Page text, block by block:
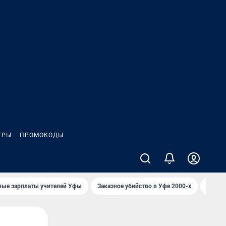
ПРОМОКОДЫ
зарплаты учителей Уфы Заказное убийство в Уфе 2000-х